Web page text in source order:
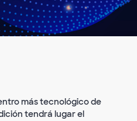
más tecnológico de
tendrá lugar el